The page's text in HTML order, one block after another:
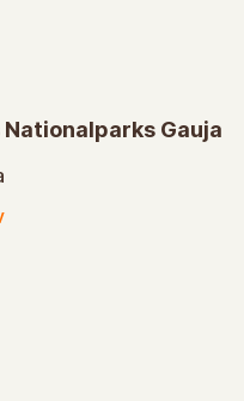
Gauja